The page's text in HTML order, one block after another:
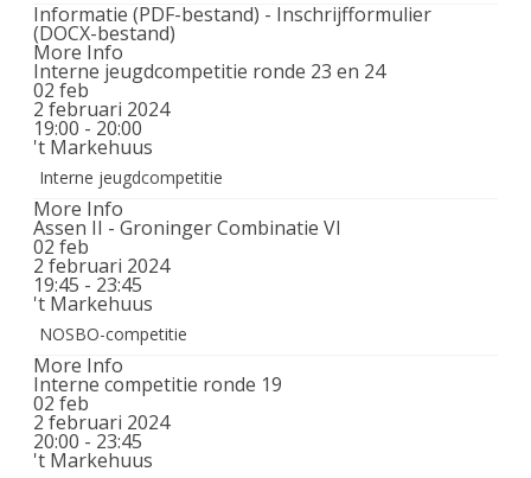
Informatie (PDF-bestand) - Inschrijfformulier
(DOCX-bestand)
More Info
Interne jeugdcompetitie ronde 23 en 24
02 feb
2 februari 2024
19:00 - 20:00
't Markehuus
Interne jeugdcompetitie
More Info
Assen II - Groninger Combinatie VI
02 feb
2 februari 2024
19:45 - 23:45
't Markehuus
NOSBO-competitie
More Info
Interne competitie ronde 19
02 feb
2 februari 2024
20:00 - 23:45
't Markehuus